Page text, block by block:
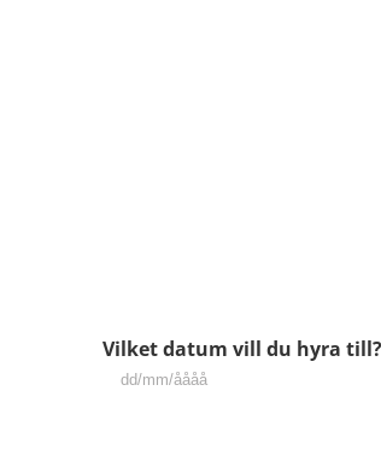
Vilket datum vill du hyra till?
DD